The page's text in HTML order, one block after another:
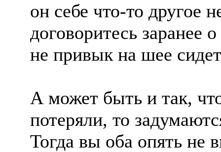
он себе что-то другое
договоритесь заранее
не привык на шее
А может быть и так,
потеряли, то
Тогда вы оба опять не